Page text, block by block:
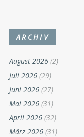
ARCHIV
August 2026 (2)
Juli 2026 (29)
Juni 2026 (27)
Mai 2026 (31)
April 2026 (32)
März 2026 (31)